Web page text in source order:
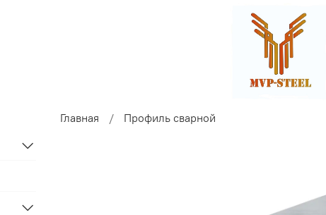
Главная Профиль сварной